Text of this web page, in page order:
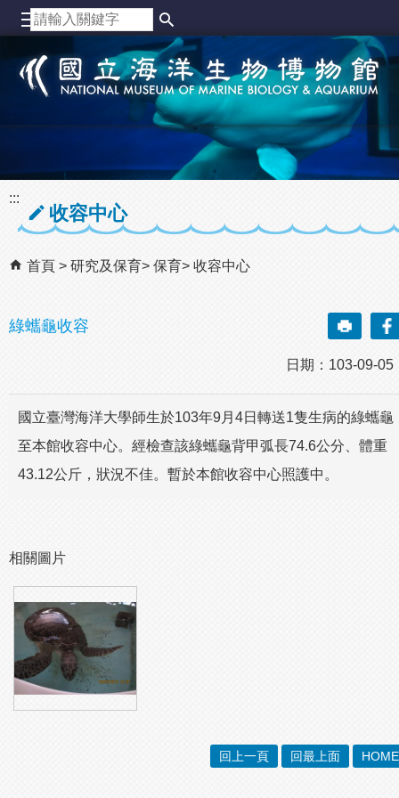
跳到主要內容區塊
:::
收容中心
首頁 研究及保育 保育 收容中心
綠蠵龜收容
日期：103-09-
國立臺灣海洋大學師生於103年9月4日轉送1隻生病的綠蠵龜
至本館收容中心。經檢查該綠蠵龜背甲弧長74.6公分、體重
43.12公斤，狀況不佳。暫於本館收容中心照護中。
相關圖片
回上一頁 回最上面 HOME